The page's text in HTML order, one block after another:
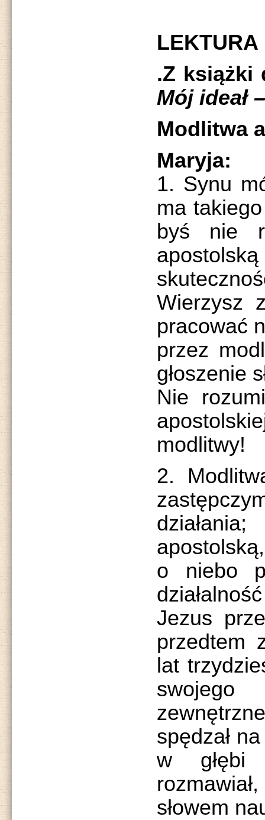
LEKTURA
.Z książki
Mój ideał
Modlitwa
Maryja:
1. Synu
ma
byś nie
Wierzysz
pracować
przez
głoszenie
Nie
modlitwy!
2.
o niebo
Jezus
przedtem
lat
spędzał
w głębi
słowem